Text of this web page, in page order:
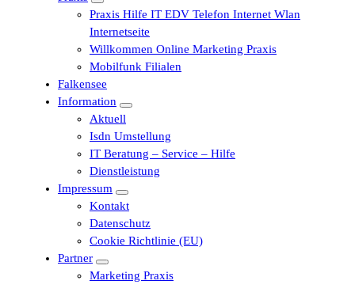
Praxis Hilfe IT EDV Telefon Internet Wlan
Internetseite
Willkommen Online Marketing Praxis
Mobilfunk Filialen
Falkensee
Information
Aktuell
Isdn Umstellung
IT Beratung – Service – Hilfe
Dienstleistung
Impressum
Kontakt
Datenschutz
Cookie Richtlinie (EU)
Partner
Marketing Praxis